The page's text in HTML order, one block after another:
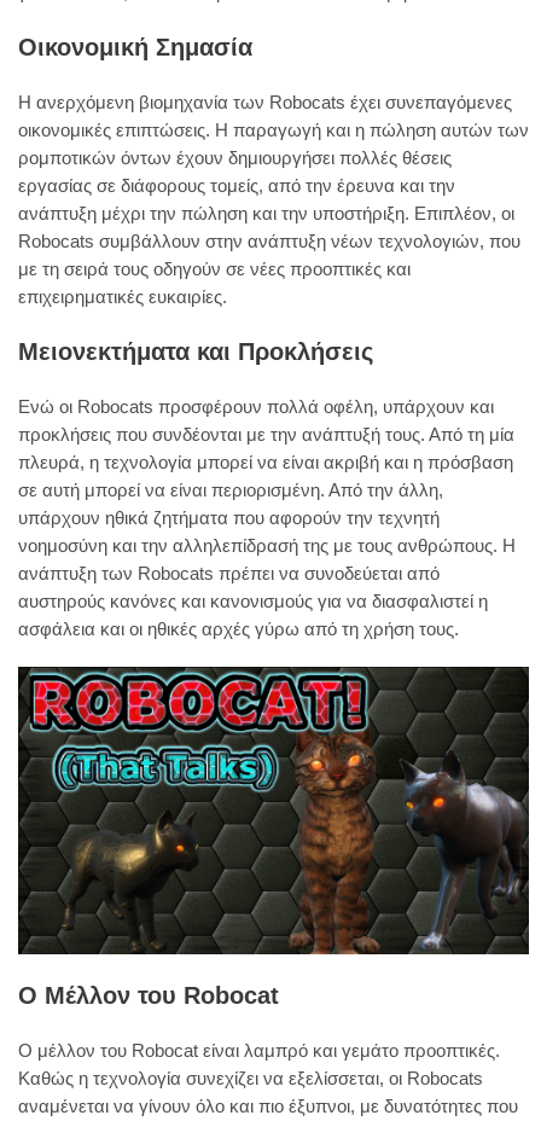
Οικονομική Σημασία
Η ανερχόμενη βιομηχανία των Robocats έχει συνεπαγόμενες
οικονομικές επιπτώσεις. Η παραγωγή και η πώληση αυτών των
ρομποτικών όντων έχουν δημιουργήσει πολλές θέσεις
εργασίας σε διάφορους τομείς, από την έρευνα και την
ανάπτυξη μέχρι την πώληση και την υποστήριξη. Επιπλέον, οι
Robocats συμβάλλουν στην ανάπτυξη νέων τεχνολογιών, που
με τη σειρά τους οδηγούν σε νέες προοπτικές και
επιχειρηματικές ευκαιρίες.
Μειονεκτήματα και Προκλήσεις
Ενώ οι Robocats προσφέρουν πολλά οφέλη, υπάρχουν και
προκλήσεις που συνδέονται με την ανάπτυξή τους. Από τη μία
πλευρά, η τεχνολογία μπορεί να είναι ακριβή και η πρόσβαση
σε αυτή μπορεί να είναι περιορισμένη. Από την άλλη,
υπάρχουν ηθικά ζητήματα που αφορούν την τεχνητή
νοημοσύνη και την αλληλεπίδρασή της με τους ανθρώπους. Η
ανάπτυξη των Robocats πρέπει να συνοδεύεται από
αυστηρούς κανόνες και κανονισμούς για να διασφαλιστεί η
ασφάλεια και οι ηθικές αρχές γύρω από τη χρήση τους.
Ο Μέλλον του Robocat
Ο μέλλον του Robocat είναι λαμπρό και γεμάτο προοπτικές.
Καθώς η τεχνολογία συνεχίζει να εξελίσσεται, οι Robocats
αναμένεται να γίνουν όλο και πιο έξυπνοι, με δυνατότητες που